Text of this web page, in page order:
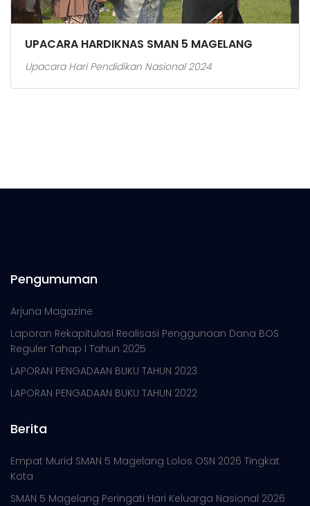
UPACARA HARDIKNAS SMAN 5 MAGELANG
Upacara Hari Pendidikan Nasional 2024
Pengumuman
Arjuna Magazine
Laporan Rekapitulasi Realisasi Penggunaan Dana BOS
Reguler Tahap I Tahun 2025
LAPORAN PENGADAAN BUKU TAHUN 2023
LAPORAN PENGADAAN BUKU TAHUN 2022
Berita
Empat Murid SMAN 5 Magelang Lolos OSN 2026 Tingkat
Kota
SMAN 5 Magelang Peringati Hari Keluarga Nasional 2026